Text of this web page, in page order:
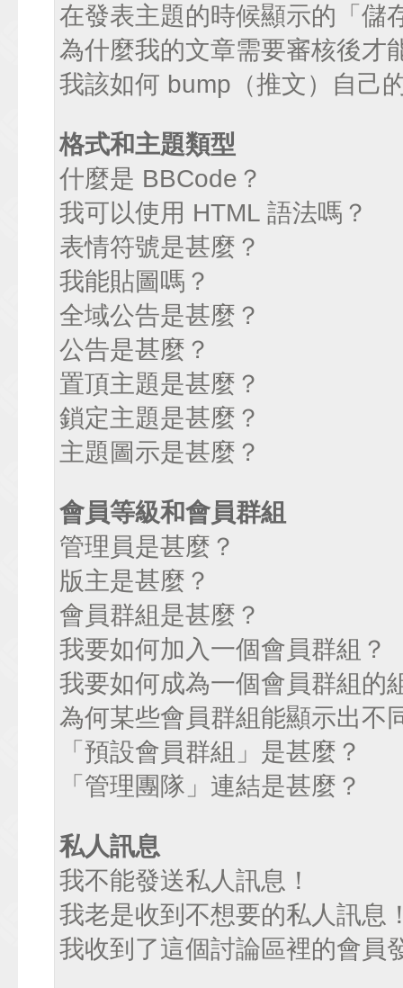
在發表主題的時候顯示的「儲
為什麼我的文章需要審核後才
我該如何 bump（推文）自己
格式和主題類型
什麼是 BBCode？
我可以使用 HTML 語法嗎？
表情符號是甚麼？
我能貼圖嗎？
全域公告是甚麼？
公告是甚麼？
置頂主題是甚麼？
鎖定主題是甚麼？
主題圖示是甚麼？
會員等級和會員群組
管理員是甚麼？
版主是甚麼？
會員群組是甚麼？
我要如何加入一個會員群組？
我要如何成為一個會員群組的
為何某些會員群組能顯示出不
「預設會員群組」是甚麼？
「管理團隊」連結是甚麼？
私人訊息
我不能發送私人訊息！
我老是收到不想要的私人訊息
我收到了這個討論區裡的會員